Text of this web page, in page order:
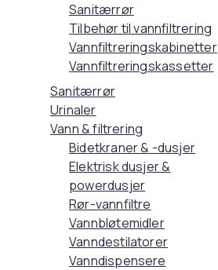
Sanitærrør
Tilbehør til vannfiltrering
Vannfiltreringskabinetter
Vannfiltreringskassetter
Sanitærrør
Urinaler
Vann & filtrering
Bidetkraner & -dusjer
Elektrisk dusjer &
powerdusjer
Rør-vannfiltre
Vannbløtemidler
Vanndestilatorer
Vanndispensere